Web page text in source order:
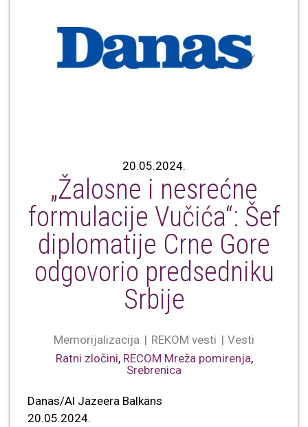
20.05.2024.
„Žalosne i nesrećne
formulacije Vučića“: Šef
diplomatije Crne Gore
odgovorio predsedniku
Srbije
Memorijalizacija REKOM vesti
Vesti
Ratni zločini, RECOM Mreža pomirenja,
Srebrenica
Danas/Al Jazeera Balkans
20.05.2024.